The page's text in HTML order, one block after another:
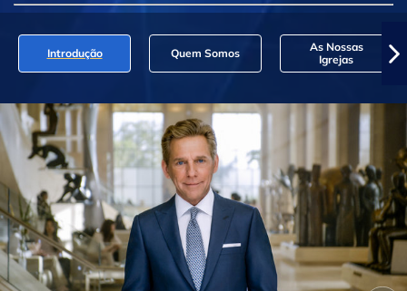
Introdução Quem Somos
As Nossas
Igrejas